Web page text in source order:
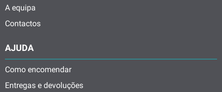
A equipa
Contactos
AJUDA
Como encomendar
Entregas e devoluções